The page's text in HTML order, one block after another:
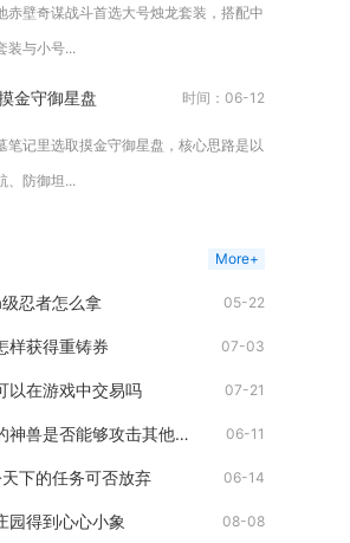
赤壁奇谋战斗首选大号烛龙套装，搭配中
装与小号...
金守御星盘 时间：06-12
笔记里选取摸金守御星盘，核心思路是以
、防御坦...
More+
忍者怎么拿 05-22
样获得重铸券 07-03
以在游戏中交易吗 07-21
梦幻西游地府中的神兽是否能够攻击其他玩家 06-11
下的任务可否放弃 06-14
园得到心心小象 08-08